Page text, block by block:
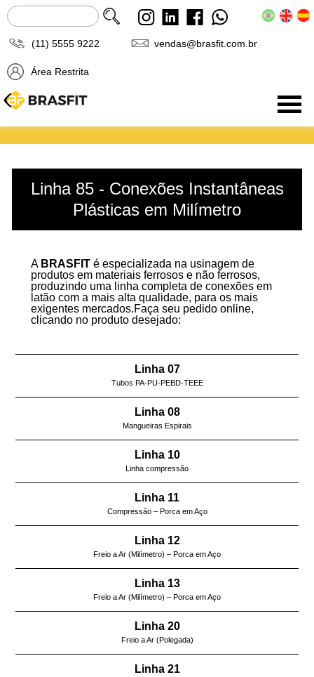
(11) 5555 9222 vendas@brasfit.com.br
Área Restrita
Linha 07
Tubos PA-PU-PEBD-TEEE
Linha 08
Mangueiras Espirais
Linha 10
Linha compressão
Linha 11
Compressão – Porca em Aço
Linha 12
Freio a Ar (Milímetro) – Porca em Aço
Linha 13
Freio a Ar (Milímetro) – Porca em Aço
Linha 20
Freio a Ar (Polegada)
Linha 21
Linha 85 - Conexões Instantâneas
Plásticas em Milímetro
A BRASFIT é especializada na usinagem de
produtos em materiais ferrosos e não ferrosos,
produzindo uma linha completa de conexões em
latão com a mais alta qualidade, para os mais
exigentes mercados.Faça seu pedido online,
clicando no produto desejado: